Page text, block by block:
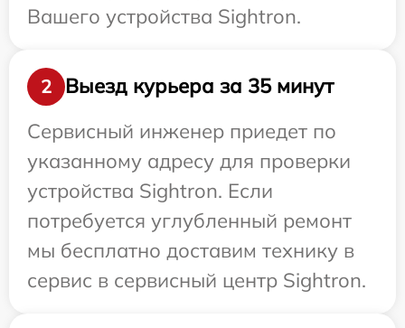
Вашего устройства Sightron.
2
Выезд курьера за 35 минут
Сервисный инженер приедет по
указанному адресу для проверки
устройства Sightron. Если
потребуется углубленный ремонт
мы бесплатно доставим технику в
сервис в сервисный центр Sightron.